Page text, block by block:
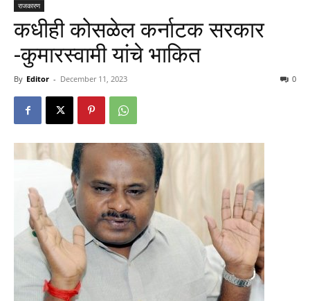
राजकारण
कधीही कोसळेल कर्नाटक सरकार
-कुमारस्वामी यांचे भाकित
By Editor - December 11, 2023 0